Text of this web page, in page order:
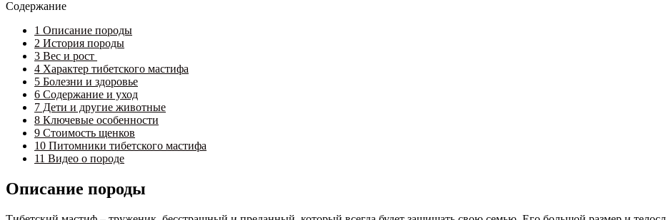
Содержание
1 Описание породы
2 История породы
3 Вес и рост
4 Характер тибетского мастифа
5 Болезни и здоровье
6 Содержание и уход
7 Дети и другие животные
8 Ключевые особенности
9 Стоимость щенков
10 Питомники тибетского мастифа
11 Видео о породе
Описание породы